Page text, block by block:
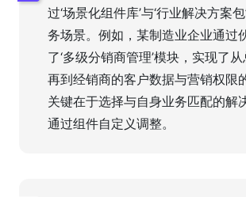
过‘场景化组件库’与‘行业解决方案
务场景。例如，某制造业企业通过
了‘多级分销商管理’模块，实现了
再到经销商的客户数据与营销权限
关键在于选择与自身业务匹配的解
通过组件自定义调整。